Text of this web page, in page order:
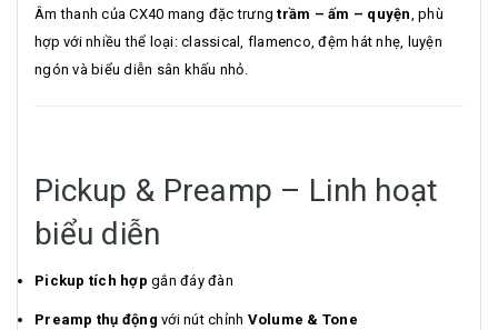
Âm thanh của CX40 mang đặc trưngtrầm – ấm – quyện, phù
hợp với nhiều thể loại: classical, flamenco, đệm hát nhẹ, luyện
ngón và biểu diễn sân khấu nhỏ.
Pickup & Preamp – Linh hoạt
biểu diễn
Pickup tích hợp gắn đáy đàn
Preamp thụ động với nút chỉnh Volume & Tone